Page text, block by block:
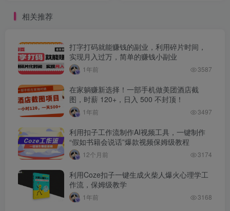
作。相关推荐
打字打码就能赚钱的副业，利用碎片时间，
实现月入过万，简单的赚钱小副业
1年前 3587
在家躺赚新选择！一部手机做美团酒店截
图，时薪 120+，日入 500 不封顶！
1年前 3497
利用扣子工作流制作AI视频工具，一键制作
“假如书籍会说话”爆款视频保姆级教程
12个月前 3174
利用Coze扣子一键生成火柴人爆火心理学工
作流，保姆级教学
1年前 3168